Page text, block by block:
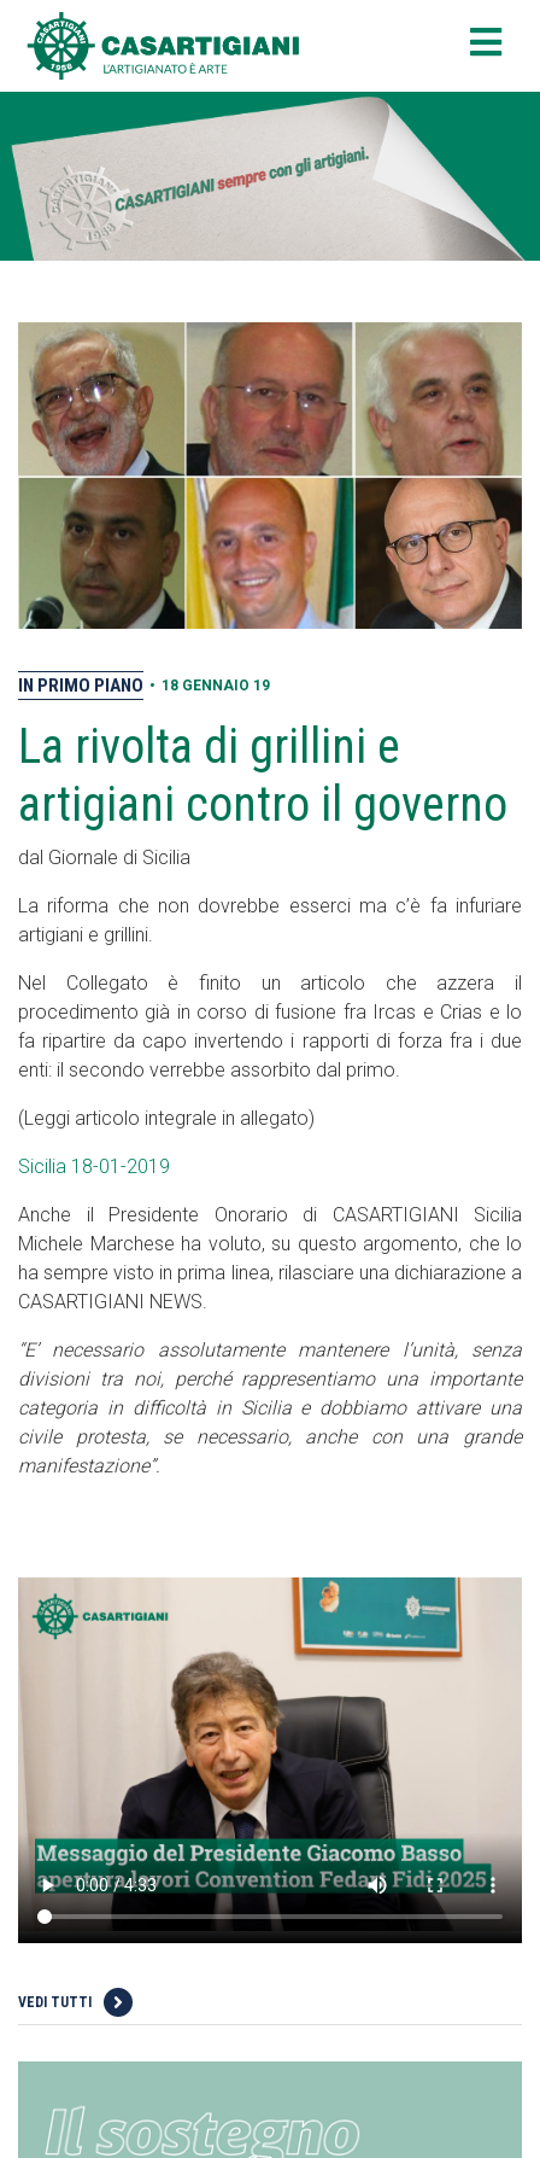
IN PRIMO PIANO • 18 GENNAIO 19
La rivolta di grillini e
artigiani contro il governo
dal Giornale di Sicilia
La riforma che non dovrebbe esserci ma c’è fa infuriare
artigiani e grillini.
Nel Collegato è finito un articolo che azzera il
procedimento già in corso di fusione fra Ircas e Crias e lo
fa ripartire da capo invertendo i rapporti di forza fra i due
enti: il secondo verrebbe assorbito dal primo.
(Leggi articolo integrale in allegato)
Sicilia 18-01-2019
Anche il Presidente Onorario di CASARTIGIANI Sicilia
Michele Marchese ha voluto, su questo argomento, che lo
ha sempre visto in prima linea, rilasciare una dichiarazione a
CASARTIGIANI NEWS.
“E’ necessario assolutamente mantenere l’unità, senza
divisioni tra noi, perché rappresentiamo una importante
categoria in difficoltà in Sicilia e dobbiamo attivare una
civile protesta, se necessario, anche con una grande
manifestazione”.
VEDI TUTTI